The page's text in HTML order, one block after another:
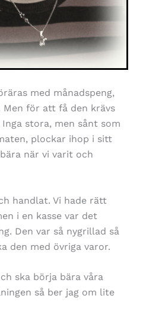
med månadspeng,
för att få den krävs
stora, men sånt som
plockar ihop i sitt
när vi varit och
handlat. Vi hade rätt
i en kasse var det
Den var så nygrillad så
den med övriga varor.
ska börja bära våra
så ber jag om lite